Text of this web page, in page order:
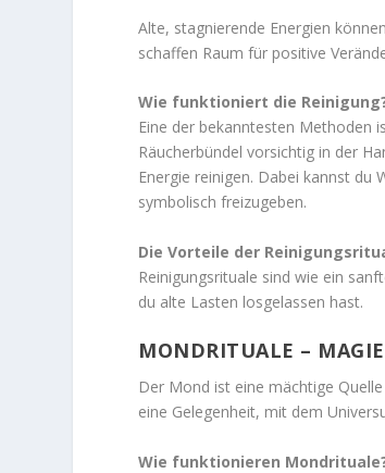
Alte, stagnierende Energien
schaffen Raum für positive
Wie funktioniert die
Eine der bekanntesten Methoden
Räucherbündel vorsichtig in der
Energie reinigen. Dabei kannst du
symbolisch freizugeben.
Die Vorteile der
Reinigungsrituale sind wie ein
du alte Lasten losgelassen hast.
MONDRITUALE –
Der Mond ist eine mächtige
eine Gelegenheit, mit dem
Wie funktionieren